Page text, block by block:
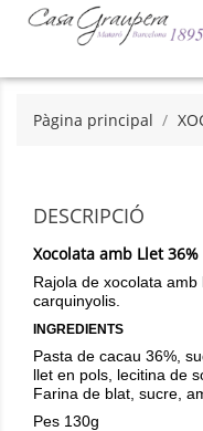
Pàgina principal
DESCRIPCIÓ
Xocolata amb Llet
Rajola de xocolata
carquinyolis.
INGREDIENTS
Pasta de cacau 36%,
llet en pols, lecitina de
Farina de blat, sucre,
Pes 130g